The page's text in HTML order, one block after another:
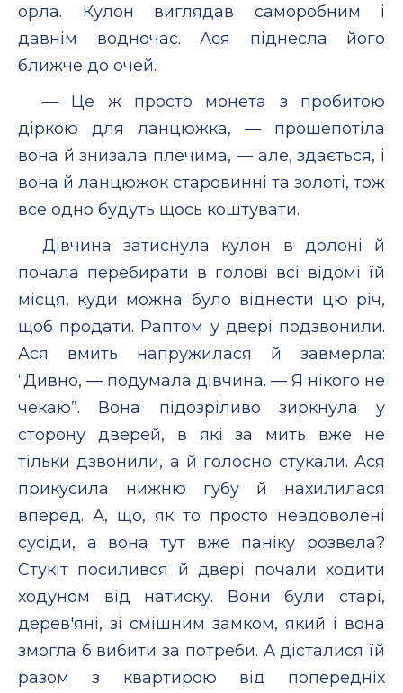
орла. Кулон виглядав саморобним і
давнім водночас. Ася піднесла його
ближче до очей.
— Це ж просто монета з пробитою
діркою для ланцюжка, — прошепотіла
вона й знизала плечима, — але, здається, і
вона й ланцюжок старовинні та золоті, тож
все одно будуть щось коштувати.
Дівчина затиснула кулон в долоні й
почала перебирати в голові всі відомі їй
місця, куди можна було віднести цю річ,
щоб продати. Раптом у двері подзвонили.
Ася вмить напружилася й завмерла:
“Дивно, — подумала дівчина. — Я нікого не
чекаю”. Вона підозріливо зиркнула у
сторону дверей, в які за мить вже не
тільки дзвонили, а й голосно стукали. Ася
прикусила нижню губу й нахилилася
вперед. А, що, як то просто невдоволені
сусіди, а вона тут вже паніку розвела?
Стукіт посилився й двері почали ходити
ходуном від натиску. Вони були старі,
дерев'яні, зі смішним замком, який і вона
змогла б вибити за потреби. А дісталися їй
разом з квартирою від попередніх